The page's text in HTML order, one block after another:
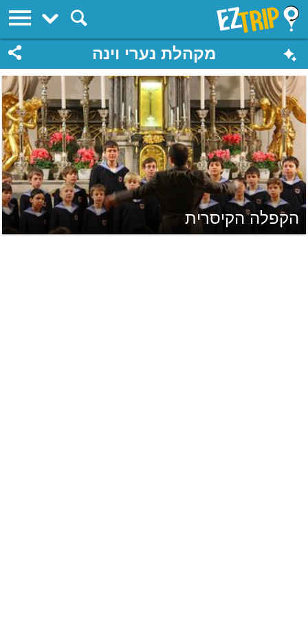
EZTrip
מקהלת נערי וינה
הקפלה הקיסרית